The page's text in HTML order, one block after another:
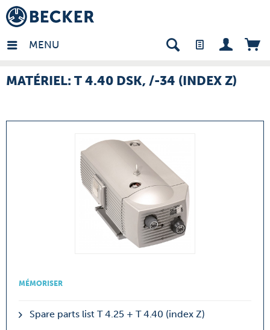
MENU
- FR
MATÉRIEL: T 4.40 DSK, /-34 (INDEX Z)
MÉMORISER
Spare parts list T 4.25 + T 4.40 (index Z)